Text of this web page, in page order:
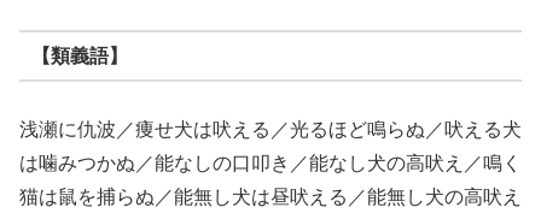
【類義語】
浅瀬に仇波／痩せ犬は吠える／光るほど鳴らぬ／吠える犬
は噛みつかぬ／能なしの口叩き／能なし犬の高吠え／鳴く
猫は鼠を捕らぬ／能無し犬は昼吠える／能無し犬の高吠え